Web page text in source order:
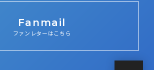
Fanmail
ファンレターはこちら